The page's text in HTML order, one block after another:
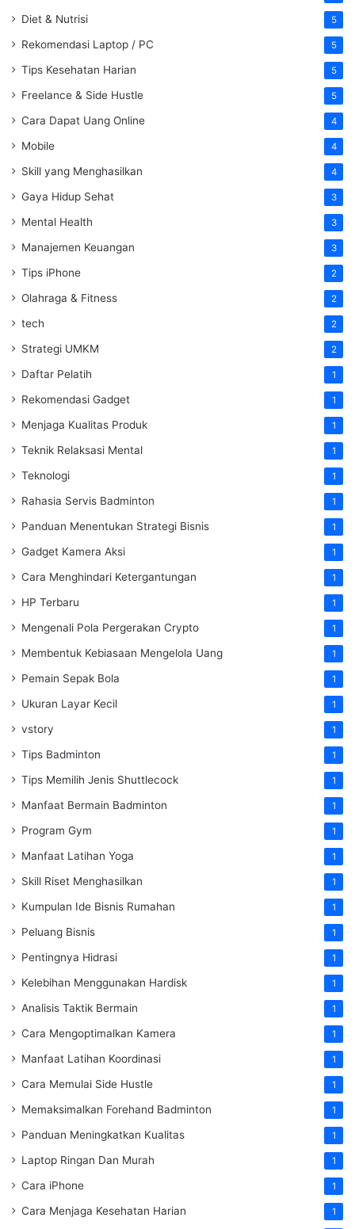
Diet & Nutrisi 5
Rekomendasi Laptop / PC 5
Tips Kesehatan Harian 5
Freelance & Side Hustle 5
Cara Dapat Uang Online 4
Mobile 4
Skill yang Menghasilkan 4
Gaya Hidup Sehat 3
Mental Health 3
Manajemen Keuangan 3
Tips iPhone 2
Olahraga & Fitness 2
tech 2
Strategi UMKM 2
Daftar Pelatih 1
Rekomendasi Gadget 1
Menjaga Kualitas Produk 1
Teknik Relaksasi Mental 1
Teknologi 1
Rahasia Servis Badminton 1
Panduan Menentukan Strategi Bisnis 1
Gadget Kamera Aksi 1
Cara Menghindari Ketergantungan 1
HP Terbaru 1
Mengenali Pola Pergerakan Crypto 1
Membentuk Kebiasaan Mengelola Uang 1
Pemain Sepak Bola 1
Ukuran Layar Kecil 1
vstory 1
Tips Badminton 1
Tips Memilih Jenis Shuttlecock 1
Manfaat Bermain Badminton 1
Program Gym 1
Manfaat Latihan Yoga 1
Skill Riset Menghasilkan 1
Kumpulan Ide Bisnis Rumahan 1
Peluang Bisnis 1
Pentingnya Hidrasi 1
Kelebihan Menggunakan Hardisk 1
Analisis Taktik Bermain 1
Cara Mengoptimalkan Kamera 1
Manfaat Latihan Koordinasi 1
Cara Memulai Side Hustle 1
Memaksimalkan Forehand Badminton 1
Panduan Meningkatkan Kualitas 1
Laptop Ringan Dan Murah 1
Cara iPhone 1
Cara Menjaga Kesehatan Harian 1